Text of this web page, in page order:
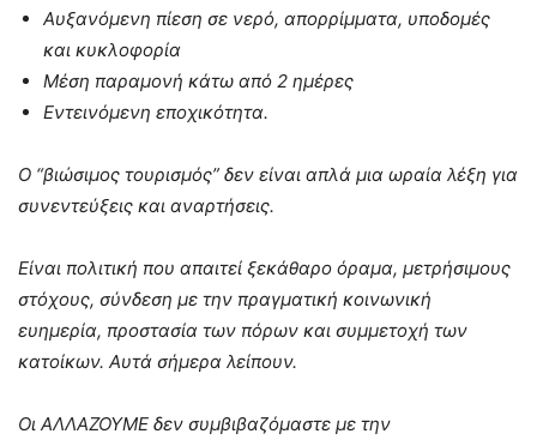
Αυξανόμενη πίεση σε νερό, απορρίμματα, υποδομές
και κυκλοφορία
Μέση παραμονή κάτω από 2 ημέρες
Εντεινόμενη εποχικότητα.
Ο “βιώσιμος τουρισμός” δεν είναι απλά μια ωραία λέξη για
συνεντεύξεις και αναρτήσεις.
Είναι πολιτική που απαιτεί ξεκάθαρο όραμα, μετρήσιμους
στόχους, σύνδεση με την πραγματική κοινωνική
ευημερία, προστασία των πόρων και συμμετοχή των
κατοίκων. Αυτά σήμερα λείπουν.
Οι ΑΛΛΑΖΟΥΜΕ δεν συμβιβαζόμαστε με την